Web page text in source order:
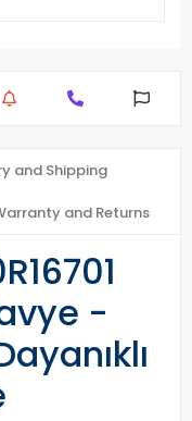
and Shipping
and Returns
-